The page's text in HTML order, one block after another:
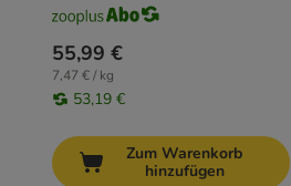
55,99 €
7,47 € / kg
53,19 €
Zum Warenkorb
hinzufügen